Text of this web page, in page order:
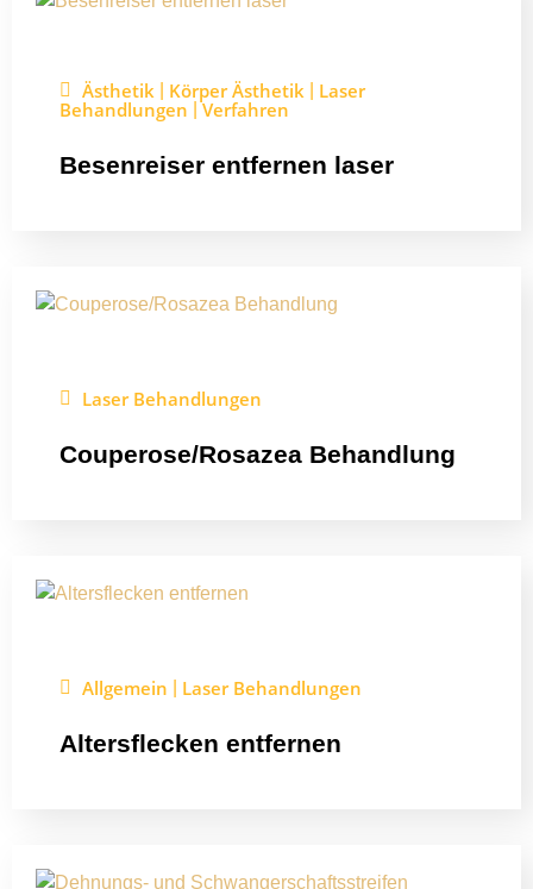
Ästhetik Körper Ästhetik
Laser
Behandlungen |Verfahren
Besenreiser entfernen laser
Laser Behandlungen
Couperose/Rosazea Behandlung
Allgemein Laser Behandlungen
Altersflecken entfernen